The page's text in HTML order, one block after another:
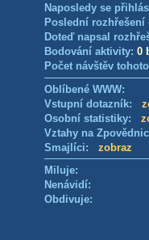
Naposledy se
Poslední
Doteď napsal
Bodování aktivity: 0
Počet návštěv
Oblíbené WWW:
Vstupní dotazník:
Osobní statistiky:
Vztahy na
Smajlíci: zobraz
Miluje:
Nenávidí:
Obdivuje: